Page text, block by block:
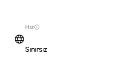
Hız
Sınırsız